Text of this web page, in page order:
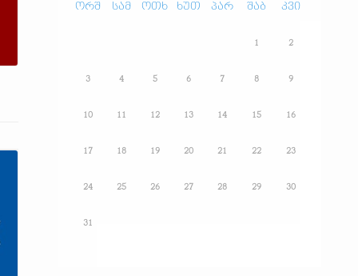
ორშ სამ ოთხ ხუთ პარ შაბ კვი
1 2
3 4 5 6 7 8 9
10 11 12 13 14 15 16
17 18 19 20 21 22 23
24 25 26 27 28 29 30
31